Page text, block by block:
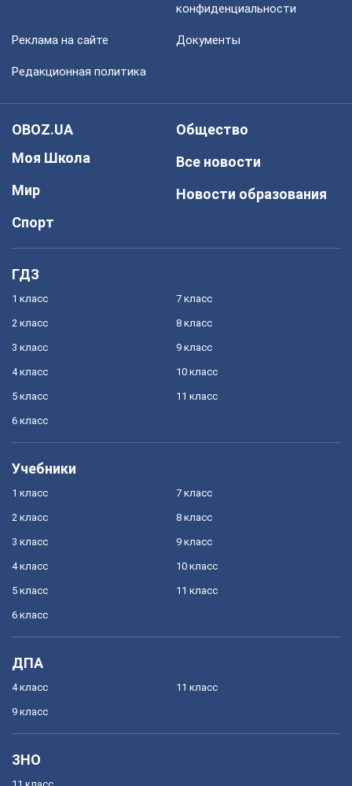
конфиденциальности
Реклама на сайте Документы
Редакционная политика
OBOZ.UA
Моя Школа
Мир
Спорт
Общество
Все новости
Новости образования
ГДЗ
1 класс
2 класс
3 класс
4 класс
5 класс
6 класс
7 класс
8 класс
9 класс
10 класс
11 класс
Учебники
1 класс
2 класс
3 класс
4 класс
5 класс
6 класс
7 класс
8 класс
9 класс
10 класс
11 класс
ДПА
4 класс
9 класс
11 класс
ЗНО